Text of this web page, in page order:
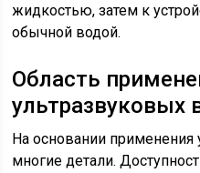
жидкостью, затем к
обычной водой.
Область
ультразвуковых
На основании применения
многие детали.